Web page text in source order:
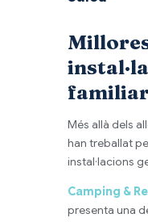
Més allà dels
han treballat
instal·lacions
Camping &
presenta una